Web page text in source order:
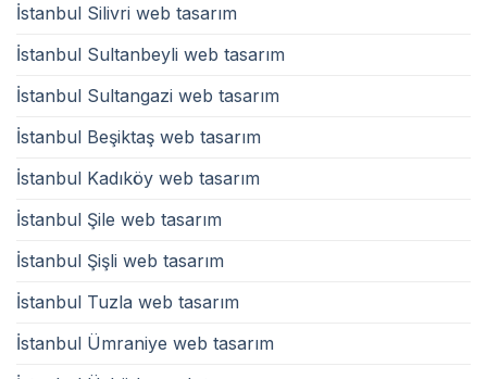
İstanbul Silivri web tasarım
İstanbul Sultanbeyli web tasarım
İstanbul Sultangazi web tasarım
İstanbul Beşiktaş web tasarım
İstanbul Kadıköy web tasarım
İstanbul Şile web tasarım
İstanbul Şişli web tasarım
İstanbul Tuzla web tasarım
İstanbul Ümraniye web tasarım